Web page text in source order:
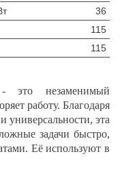
36
115
115
это незаменимый
работу. Благодаря
эта
задачи быстро,
Её используют в